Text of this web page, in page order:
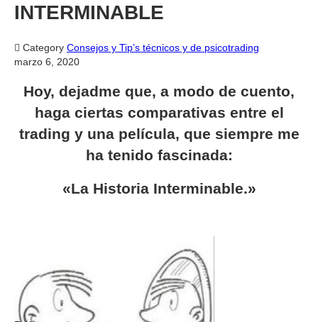
INTERMINABLE
 Category Consejos y Tip’s técnicos y de psicotrading
marzo 6, 2020
Hoy, dejadme que, a modo de cuento,
haga ciertas comparativas entre el
trading y una película, que siempre me
ha tenido fascinada:
«La Historia Interminable.»